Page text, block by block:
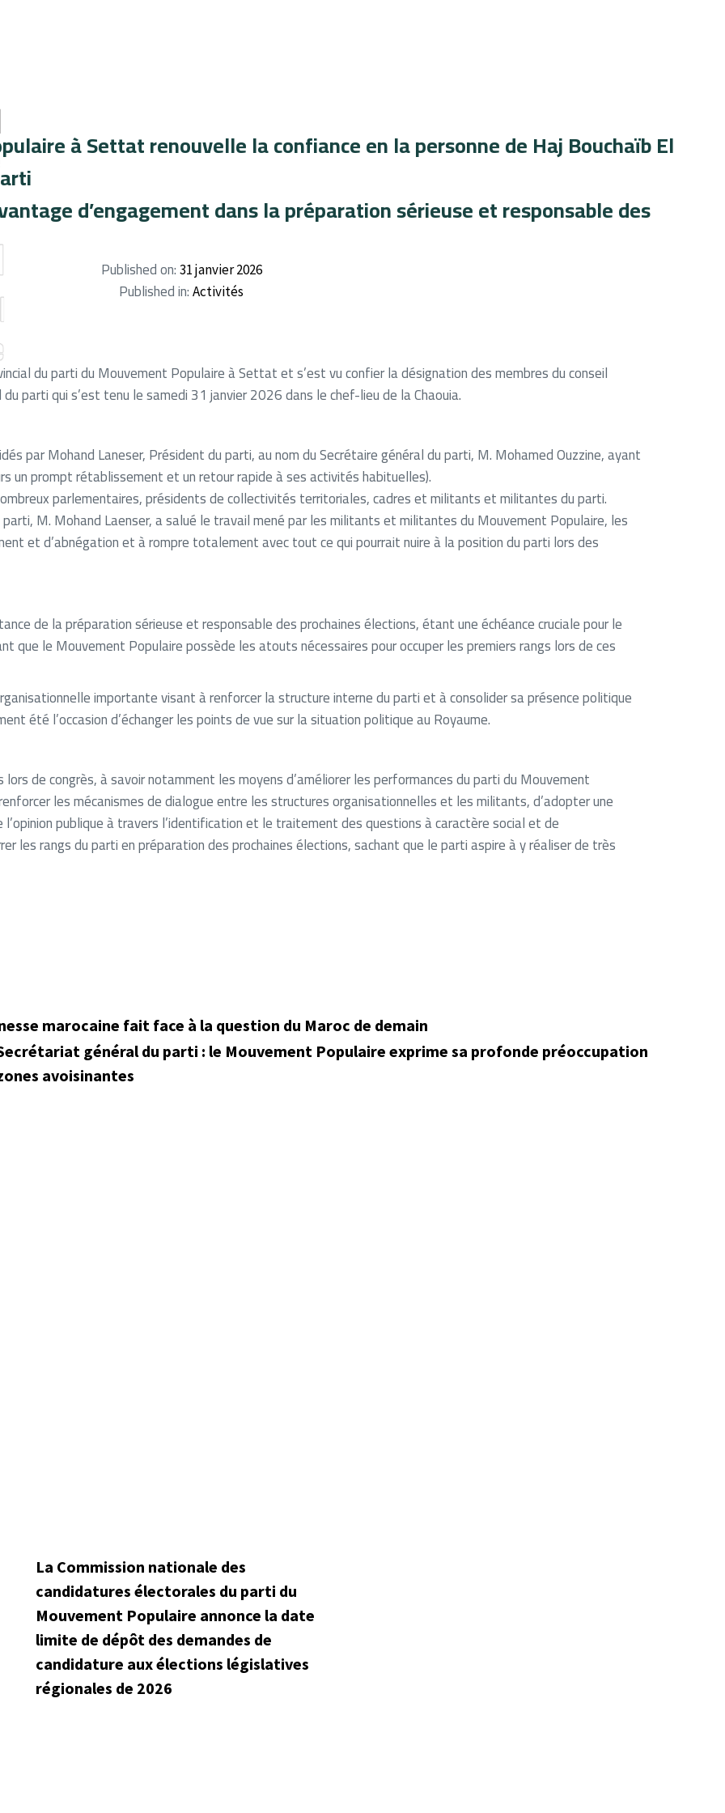
à Settat renouvelle la confiance en la personne de Haj Bouchaïb El
d’engagement dans la préparation sérieuse et responsable des
Published on: 31 janvier 2026
Published in: Activités
du parti du Mouvement Populaire à Settat et s’est vu confier la désignation des membres du conseil
parti qui s’est tenu le samedi 31 janvier 2026 dans le chef-lieu de la Chaouia.
par Mohand Laneser, Président du parti, au nom du Secrétaire général du parti, M. Mohamed Ouzzine, ayant
un prompt rétablissement et un retour rapide à ses activités habituelles).
parlementaires, présidents de collectivités territoriales, cadres et militants et militantes du parti.
M. Mohand Laenser, a salué le travail mené par les militants et militantes du Mouvement Populaire, les
et d’abnégation et à rompre totalement avec tout ce qui pourrait nuire à la position du parti lors des
de la préparation sérieuse et responsable des prochaines élections, étant une échéance cruciale pour le
que le Mouvement Populaire possède les atouts nécessaires pour occuper les premiers rangs lors de ces
importante visant à renforcer la structure interne du parti et à consolider sa présence politique
été l’occasion d’échanger les points de vue sur la situation politique au Royaume.
de congrès, à savoir notamment les moyens d’améliorer les performances du parti du Mouvement
les mécanismes de dialogue entre les structures organisationnelles et les militants, d’adopter une
publique à travers l’identification et le traitement des questions à caractère social et de
les rangs du parti en préparation des prochaines élections, sachant que le parti aspire à y réaliser de très
marocaine fait face à la question du Maroc de demain
général du parti : le Mouvement Populaire exprime sa profonde préoccupation
avoisinantes
La Commission nationale des
candidatures électorales du parti du
Mouvement Populaire annonce la date
limite de dépôt des demandes de
candidature aux élections législatives
régionales de 2026